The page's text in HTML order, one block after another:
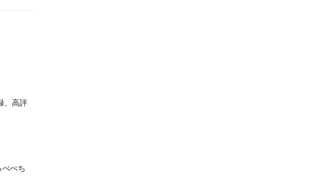
、高評
ぺち